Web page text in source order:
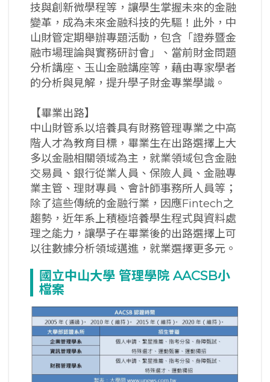
技與創新微學程等，讓學生掌握未來的金融
變革，成為未來金融科技的先驅！此外，中
山財管定期舉辦專題活動，包含「證券暨金
融市場理論與實務研討會」、當前財金問題
分析講座、玉山金融講座等，藉由專家學者
的分析與見解，提升學子財金專業學識。
【畢業出路】
中山財管系以培養具有財務管理專業之中高
階人才為教育目標，畢業生在出路選擇上大
多以金融相關領域為主，就業領域包含金融
交易員、銀行從業人員、保險人員、金融專
業主管、理財專員、會計師事務所人員等；
除了這些傳統的金融行業，因應Fintech之
趨勢，近年系上積極培養學生程式與資料處
理之能力，讓學子在畢業後的出路選擇上可
以往數據分析領域邁進，就業選擇更多元。
國立中山大學 管理學院 AACSB小
檔案